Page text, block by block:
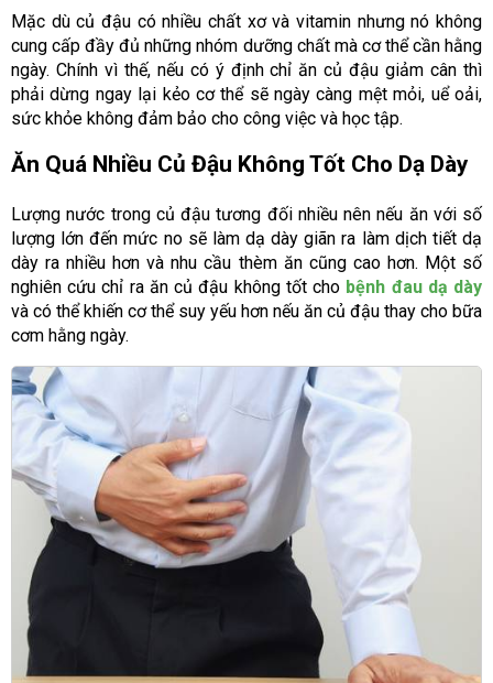
Mặc dù củ đậu có nhiều chất xơ và vitamin nhưng nó không
cung cấp đầy đủ những nhóm dưỡng chất mà cơ thể cần hằng
ngày. Chính vì thế, nếu có ý định chỉ ăn củ đậu giảm cân thì
phải dừng ngay lại kẻo cơ thể sẽ ngày càng mệt mỏi, uể oải,
sức khỏe không đảm bảo cho công việc và học tập.
Ăn Quá Nhiều Củ Đậu Không Tốt Cho Dạ Dày
Lượng nước trong củ đậu tương đối nhiều nên nếu ăn với số
lượng lớn đến mức no sẽ làm dạ dày giãn ra làm dịch tiết dạ
dày ra nhiều hơn và nhu cầu thèm ăn cũng cao hơn. Một số
nghiên cứu chỉ ra ăn củ đậu không tốt cho bệnh đau dạ dày
và có thể khiến cơ thể suy yếu hơn nếu ăn củ đậu thay cho bữa
cơm hằng ngày.